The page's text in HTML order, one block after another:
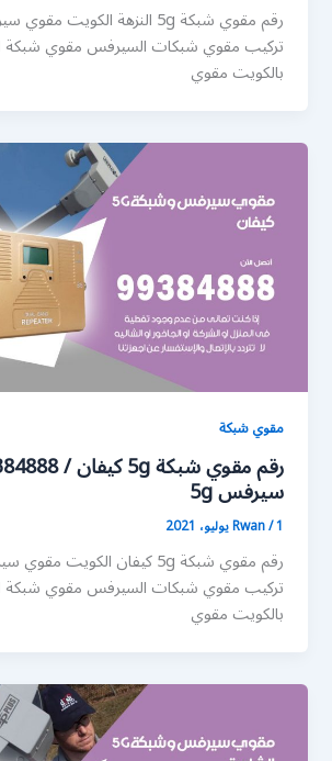
تركيب مقوي شبكات السيرفس مقوي شبكة
بالكويت مقوي
مقوي شبكة
سيرفس 5g
Rwan/1 يوليو، 2021
تركيب مقوي شبكات السيرفس مقوي شبكة
بالكويت مقوي